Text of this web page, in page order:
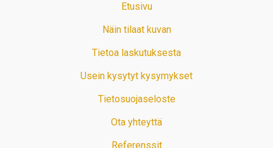
Etusivu
Näin tilaat kuvan
Tietoa laskutuksesta
Usein kysytyt kysymykset
Tietosuojaseloste
Ota yhteyttä
Referenssit